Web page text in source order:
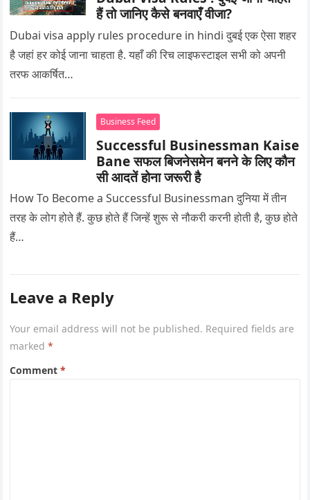
हैं तो जानिए कैसे बनवाएँ वीजा?
Dubai visa apply rules procedure in hindi दुबई एक ऐसा शहर
है जहां हर कोई जाना चाहता है. यहाँ की रिच लाइफस्टाइल सभी को अपनी
तरफ आकर्षित…
Business Feed
Successful Businessman Kaise
Bane सफल बिजनेसमेन बनने के लिए कौन
सी आदतें होना जरूरी है
How To Become a Successful Businessman दुनिया में तीन
तरह के लोग होते हैं. कुछ होते हैं जिन्हें शुरू से नौकरी करनी होती है, कुछ होते
हैं…
Leave a Reply
Your email address will not be published. Required fields are
marked*
Comment*